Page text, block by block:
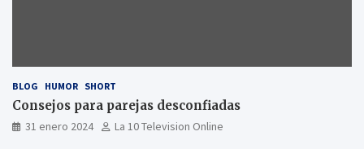
BLOG HUMOR SHORT
Consejos para parejas desconfiadas
31 enero 2024 La 10 Television Online